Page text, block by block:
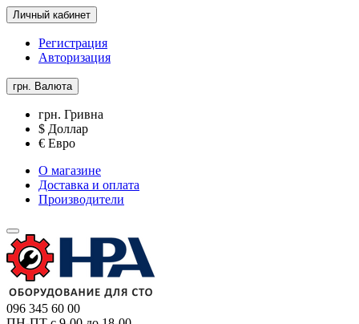
Личный кабинет
Регистрация
Авторизация
грн. Валюта
грн. Гривна
$ Доллар
€ Евро
О магазине
Доставка и оплата
Производители
096 345 60 00